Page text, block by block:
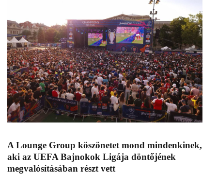
A Lounge Group köszönetet mond mindenkinek,
aki az UEFA Bajnokok Ligája döntőjének
megvalósításában részt vett